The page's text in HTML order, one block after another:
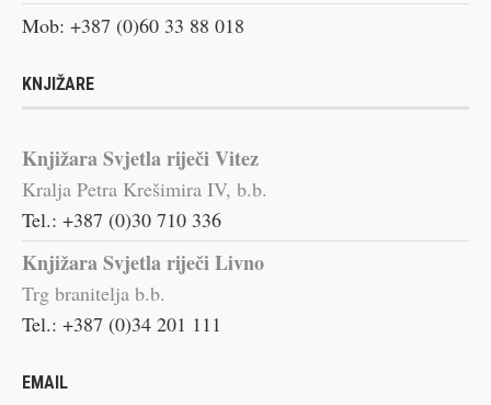
Mob: +387 (0)60 33 88 018
KNJIŽARE
Knjižara Svjetla riječi Vitez
Kralja Petra Krešimira IV, b.b.
Tel.: +387 (0)30 710 336
Knjižara Svjetla riječi Livno
Trg branitelja b.b.
Tel.: +387 (0)34 201 111
EMAIL